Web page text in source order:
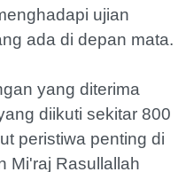
ujian
ada di depan mata.
yang diterima
diikuti sekitar 800
peristiwa penting di
Mi'raj Rasullallah